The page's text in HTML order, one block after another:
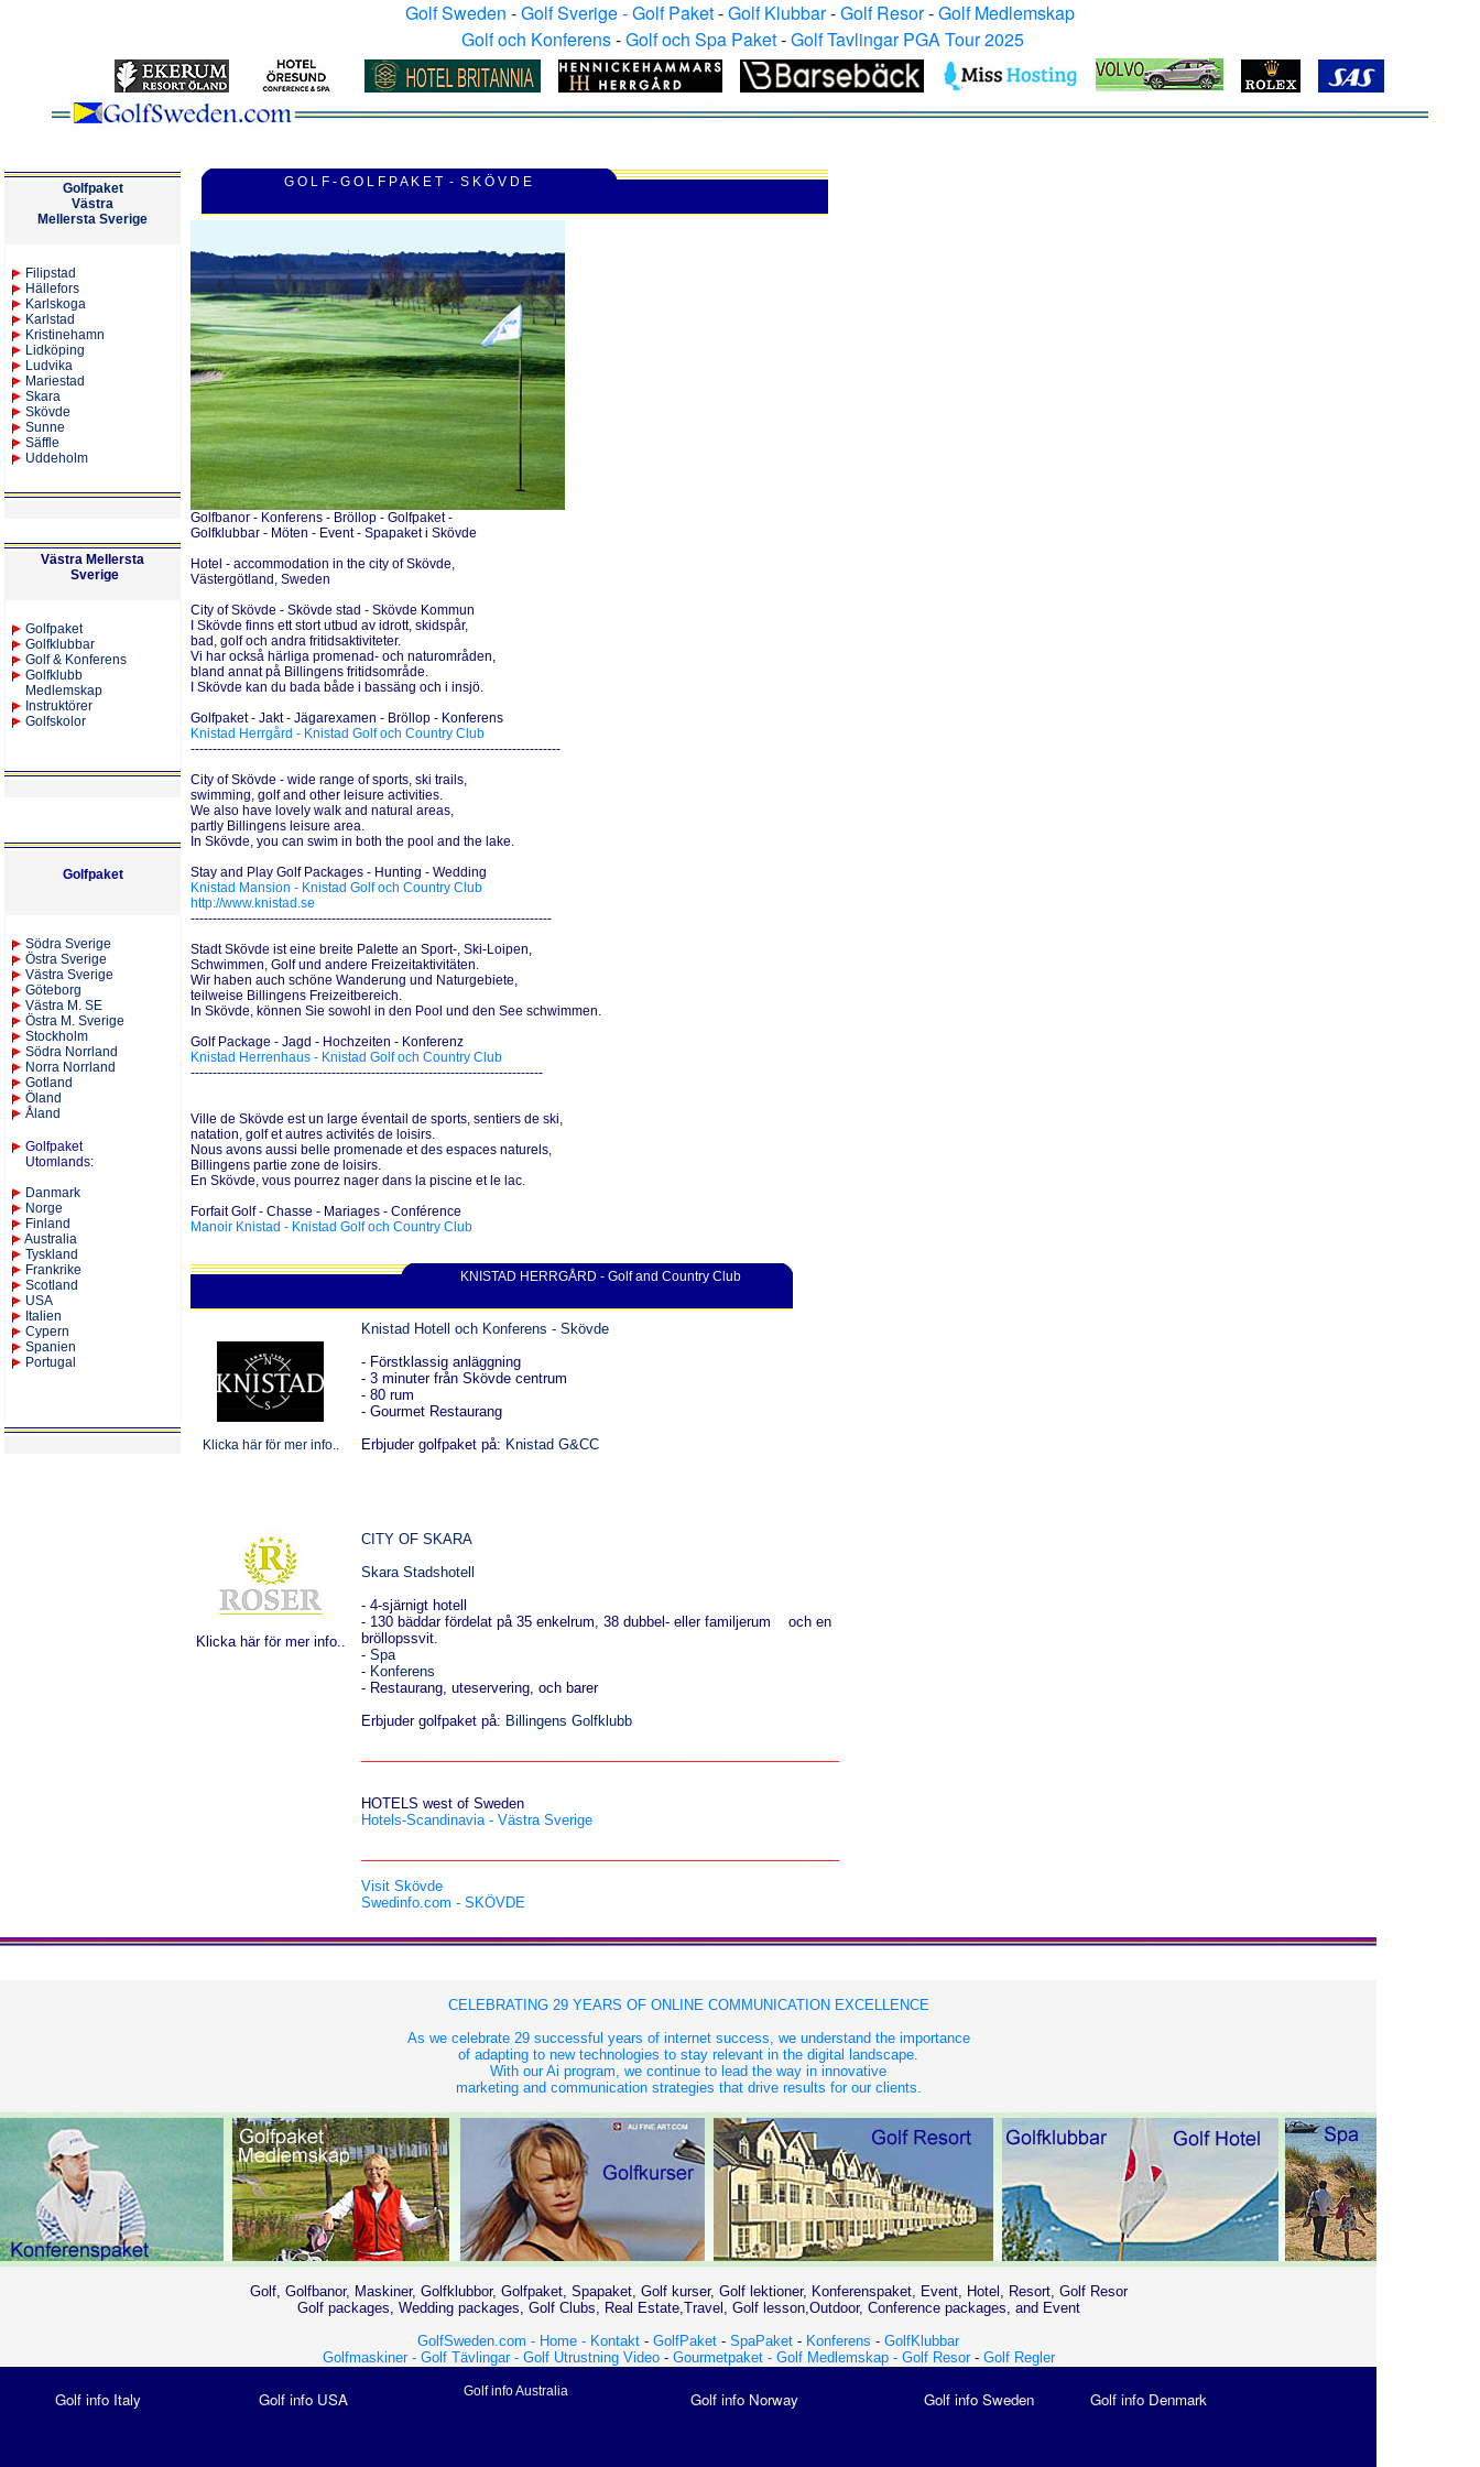
Golf Sweden -Golf Sverige - Golf Paket-Golf Klubbar-Golf Resor-Golf Medlemskap
Golf och Konferens-Golf och Spa Paket-Golf Tavlingar PGA Tour 2025
Golfpaket
Västra
Mellersta Sverige
Filipstad
Hällefors
Karlskoga
Karlstad
Kristinehamn
Lidköping
Ludvika
Mariestad
Skara
Skövde
Sunne
Säffle
Uddeholm
Västra Mellersta
Sverige
Golfpaket
Golfklubbar
Golf & Konferens
Golfklubb
Medlemskap
Instruktörer
Golfskolor
Golfpaket
Södra Sverige
Östra Sverige
Västra Sverige
Göteborg
Västra M. SE
Östra M. Sverige
Stockholm
Södra Norrland
Norra Norrland
Gotland
Öland
Åland
Golfpaket
Utomlands:
Danmark
Norge
Finland
Australia
Tyskland
Frankrike
Scotland
USA
Italien
Cypern
Spanien
Portugal
G O L F - G O L F P A K E T - S K Ö V D E
Golfbanor - Konferens - Bröllop - Golfpaket -
Golfklubbar - Möten - Event - Spapaket i Skövde
Hotel - accommodation in the city of Skövde,
Västergötland, Sweden
City of Skövde - Skövde stad - Skövde Kommun
I Skövde finns ett stort utbud av idrott, skidspår,
bad, golf och andra fritidsaktiviteter.
Vi har också härliga promenad- och naturområden,
bland annat på Billingens fritidsområde.
I Skövde kan du bada både i bassäng och i insjö.
Golfpaket - Jakt - Jägarexamen - Bröllop - Konferens
Knistad Herrgård - Knistad Golf och Country Club
------------------------------------------------------------------------------------
City of Skövde - wide range of sports, ski trails,
swimming, golf and other leisure activities.
We also have lovely walk and natural areas,
partly Billingens leisure area.
In Skövde, you can swim in both the pool and the lake.
Stay and Play Golf Packages - Hunting - Wedding
Knistad Mansion - Knistad Golf och Country Club
http://www.knistad.se
----------------------------------------------------------------------------------
Stadt Skövde ist eine breite Palette an Sport-, Ski-Loipen,
Schwimmen, Golf und andere Freizeitaktivitäten.
Wir haben auch schöne Wanderung und Naturgebiete,
teilweise Billingens Freizeitbereich.
In Skövde, können Sie sowohl in den Pool und den See schwimmen.
Golf Package - Jagd - Hochzeiten - Konferenz
Knistad Herrenhaus - Knistad Golf och Country Club
--------------------------------------------------------------------------------
Ville de Skövde est un large éventail de sports, sentiers de ski,
natation, golf et autres activités de loisirs.
Nous avons aussi belle promenade et des espaces naturels,
Billingens partie zone de loisirs.
En Skövde, vous pourrez nager dans la piscine et le lac.
Forfait Golf - Chasse - Mariages - Conférence
Manoir Knistad - Knistad Golf och Country Club
KNISTAD HERRGÅRD - Golf and Country Club
Klicka här för mer info..
Knistad Hotell och Konferens - Skövde
- Förstklassig anläggning
- 3 minuter från Skövde centrum
- 80 rum
- Gourmet Restaurang
Erbjuder golfpaket på: Knistad G&CC
Klicka här för mer info..
CITY OF SKARA
Skara Stadshotell
- 4-sjärnigt hotell
- 130 bäddar fördelat på 35 enkelrum, 38 dubbel- eller familjerum och en
bröllopssvit.
- Spa
- Konferens
- Restaurang, uteservering, och barer
Erbjuder golfpaket på: Billingens Golfklubb
HOTELS west of Sweden
Hotels-Scandinavia - Västra Sverige
Visit Skövde
Swedinfo.com - SKÖVDE
CELEBRATING 29 YEARS OF ONLINE COMMUNICATION EXCELLENCE
As we celebrate 29 successful years of internet success, we understand the importance
of adapting to new technologies to stay relevant in the digital landscape.
With our Ai program, we continue to lead the way in innovative
marketing and communication strategies that drive results for our clients.
Golf, Golfbanor, Maskiner, Golfklubbor, Golfpaket, Spapaket, Golf kurser, Golf lektioner, Konferenspaket, Event, Hotel, Resort, Golf Resor
Golf packages, Wedding packages, Golf Clubs, Real Estate,Travel, Golf lesson,Outdoor, Conference packages, and Event
GolfSweden.com - Home - Kontakt - GolfPaket - SpaPaket - Konferens - GolfKlubbar
Golfmaskiner - Golf Tävlingar - Golf Utrustning Video - Gourmetpaket - Golf Medlemskap - Golf Resor- Golf Regler
Golf info Italy Golf info USA Golf info Australia Golf info Norway Golf info Sweden Golf info Denmark